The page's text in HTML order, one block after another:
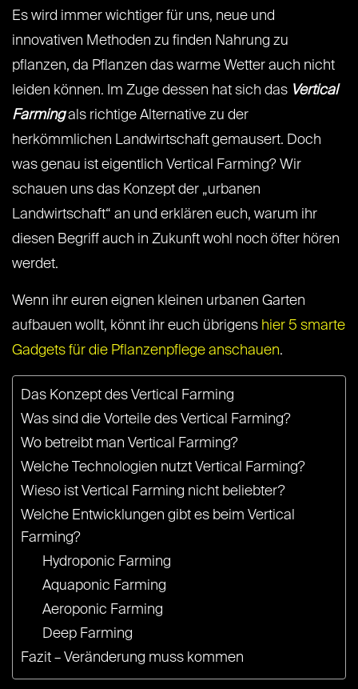
Es wird immer wichtiger für uns, neue und
innovativen Methoden zu finden Nahrung zu
pflanzen, da Pflanzen das warme Wetter auch nicht
leiden können. Im Zuge dessen hat sich das Vertical
Farmingals richtige Alternative zu der
herkömmlichen Landwirtschaft gemausert. Doch
was genau ist eigentlich Vertical Farming? Wir
schauen uns das Konzept der „urbanen
Landwirtschaft“ an und erklären euch, warum ihr
diesen Begriff auch in Zukunft wohl noch öfter hören
werdet.
Wenn ihr euren eignen kleinen urbanen Garten
aufbauen wollt, könnt ihr euch übrigens hier 5 smarte
Gadgets für die Pflanzenpflege anschauen.
Das Konzept des Vertical Farming
Was sind die Vorteile des Vertical Farming?
Wo betreibt man Vertical Farming?
Welche Technologien nutzt Vertical Farming?
Wieso ist Vertical Farming nicht beliebter?
Welche Entwicklungen gibt es beim Vertical
Farming?
Hydroponic Farming
Aquaponic Farming
Aeroponic Farming
Deep Farming
Fazit – Veränderung muss kommen